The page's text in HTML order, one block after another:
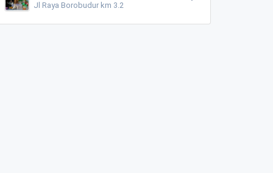
Jl Raya Borobudur km 3.2